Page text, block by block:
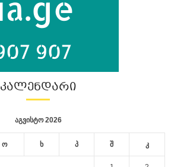
ᲙᲐᲚᲔᲜᲓᲐᲠᲘ
აგვისტო 2026
ო ხ პ შ კ